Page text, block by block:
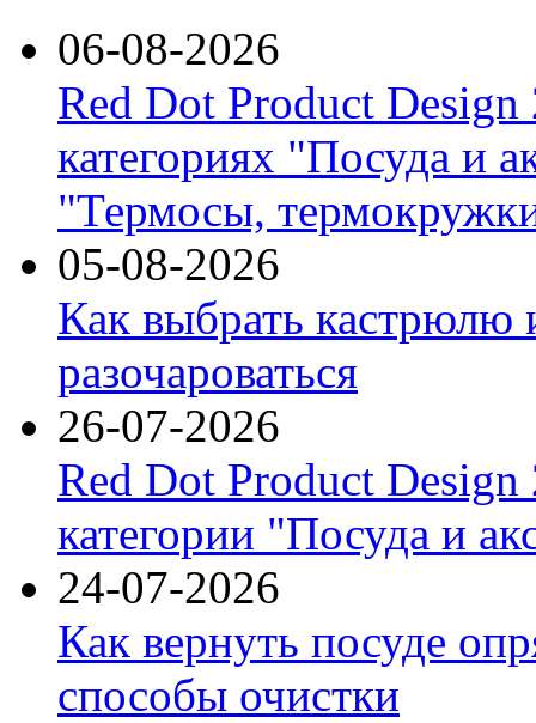
06-08-2026
Red Dot Product Design
категориях "Посуда и
"Термосы,
05-08-2026
Как выбрать кастрюлю
разочароваться
26-07-2026
Red Dot Product Design
категории "Посуда и
24-07-2026
Как вернуть посуде
способы очистки